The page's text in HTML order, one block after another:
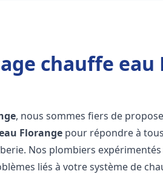
chauffe eau
, nous sommes fiers de
Florange pour répondre à
Nos plombiers
liés à votre système de